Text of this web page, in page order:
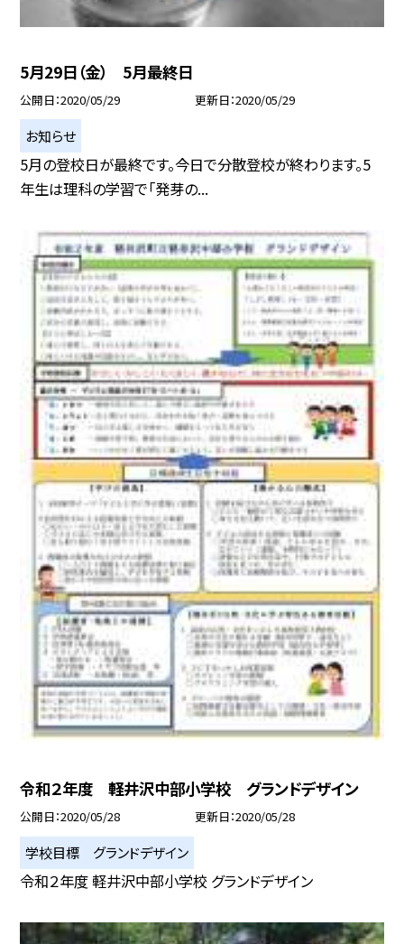
5月29日（金） 5月最終日
公開日 2020/05/29 更新日 2020/05/29
お知らせ
5月の登校日が最終です。今日で分散登校が終わります。5
年生は理科の学習で「発芽の...
令和２年度 軽井沢中部小学校 グランドデザイン
公開日 2020/05/28 更新日 2020/05/28
学校目標 グランドデザイン
令和２年度 軽井沢中部小学校 グランドデザイン